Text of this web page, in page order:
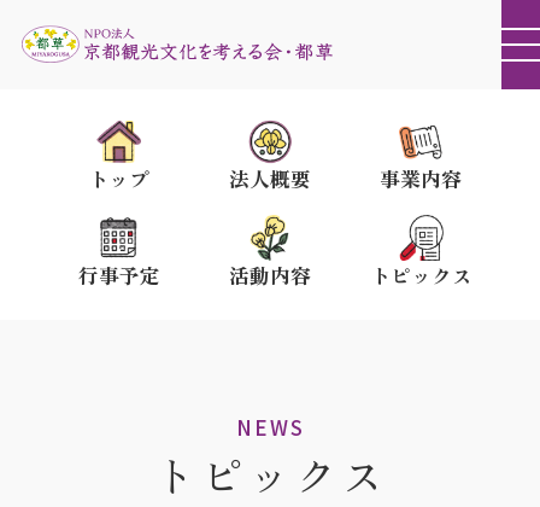
トップ 法人概要 事業内容
行事予定 活動内容 トピックス
NEWS
トピックス